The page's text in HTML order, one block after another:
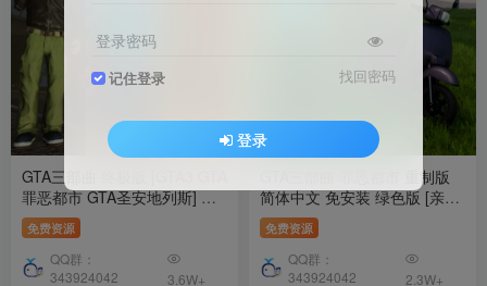
GTA三部曲 终极版 [GTA3 GTA
罪恶都市 GTA圣安地列斯] 三
个游戏合并版 简体中文 免安
装 绿色版 [亲测可用 解压即玩]
【32.1GB】
免费资源
QQ群：
343924042
3.6W+
GTA三部曲 罪恶都市 重制版
简体中文 免安装 绿色版 [亲测
可用 解压即玩]【9.23GB】
免费资源
QQ群：
343924042
2.3W+
登录密码
记住登录 找回密码
登录